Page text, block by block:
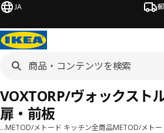
JA
…METOD/メトード キッチン全商品METOD/メト
VOXTORP/ヴォックスト
扉・前板